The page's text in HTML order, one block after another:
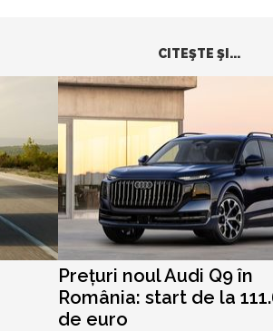
CITEŞTE ŞI...
Prețuri noul Audi Q9 în
România: start de la
de euro